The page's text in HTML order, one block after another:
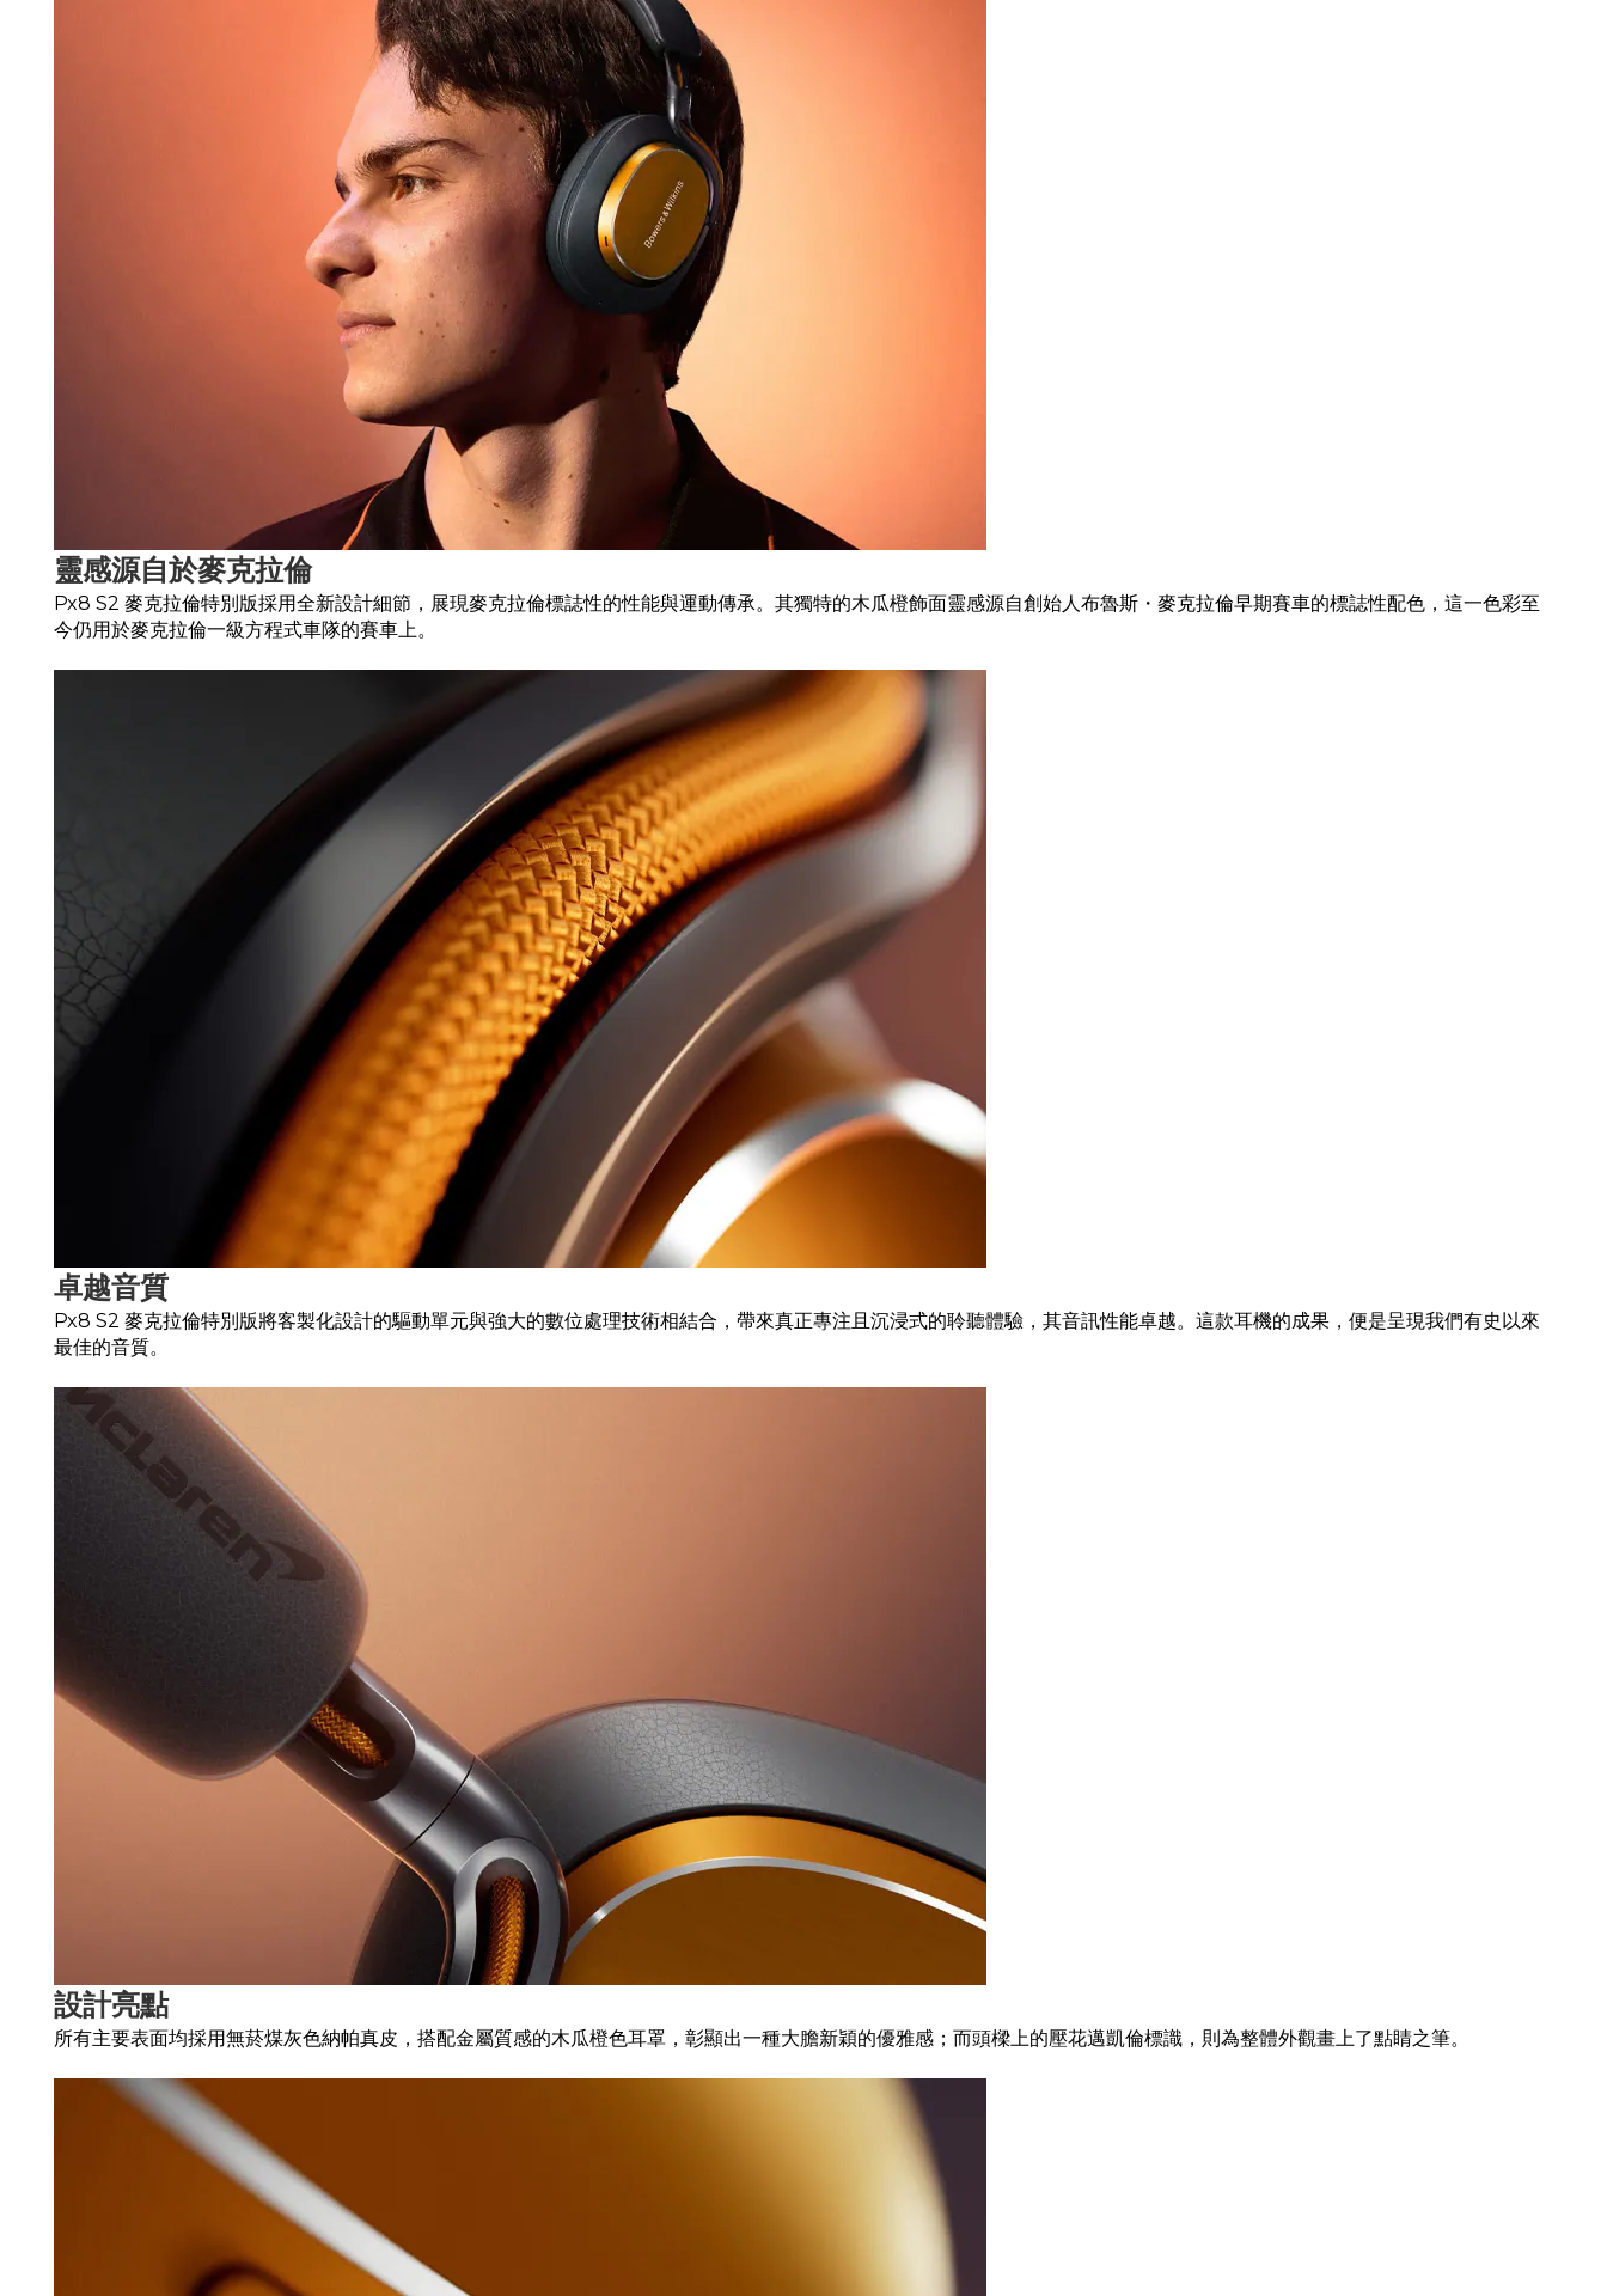
靈感源自於麥克拉倫
Px8 S2 麥克拉倫特別版採用全新設計細節，展現麥克拉倫標誌性的性能與運動傳承。其獨特的木瓜橙飾面靈感源自創始人布魯斯・麥克拉倫早期賽車的標誌性配色，這一色彩至
今仍用於麥克拉倫一級方程式車隊的賽車上。
卓越音質
Px8 S2 麥克拉倫特別版將客製化設計的驅動單元與強大的數位處理技術相結合，帶來真正專注且沉浸式的聆聽體驗，其音訊性能卓越。這款耳機的成果，便是呈現我們有史以來
最佳的音質。
設計亮點
所有主要表面均採用無菸煤灰色納帕真皮，搭配金屬質感的木瓜橙色耳罩，彰顯出一種大膽新穎的優雅感；而頭樑上的壓花邁凱倫標識，則為整體外觀畫上了點睛之筆。